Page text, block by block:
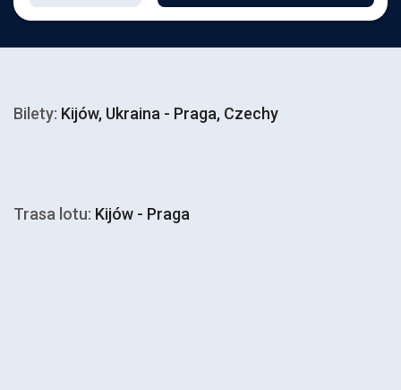
Bilety: Kijów, Ukraina - Praga, Czechy
Trasa lotu: Kijów - Praga